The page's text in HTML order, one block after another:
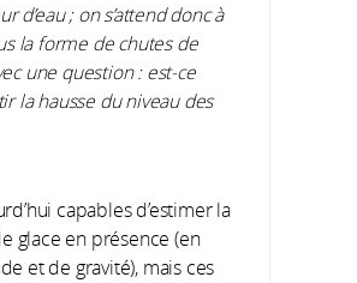
d’eau ; on s’attend donc à
la forme de chutes de
une question : est-ce
la hausse du niveau des
capables d’estimer la
glace en présence (en
et de gravité), mais ces